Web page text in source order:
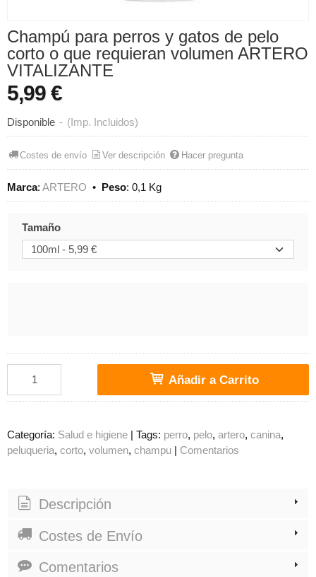
Champú para perros y gatos de pelo
corto o que requieran volumen ARTERO
VITALIZANTE
5,99 €
Disponible - (Imp. Incluidos)
Costes de envío Ver descripción Hacer pregunta
Marca: ARTERO • Peso: 0,1 Kg
Tamaño
Añadir a Carrito
Categoría: Salud e higiene | Tags: perro pelo artero canina
peluqueria corto volumen champu | Comentarios
Descripción
Costes de Envío
Comentarios